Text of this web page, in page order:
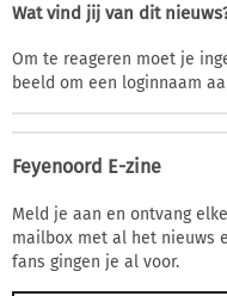
Wat vind jij van dit
Om te reageren moet je
beeld om een loginnaam
Feyenoord E-zine
Meld je aan en ontvang
mailbox met al het nieuws
fans gingen je al voor.